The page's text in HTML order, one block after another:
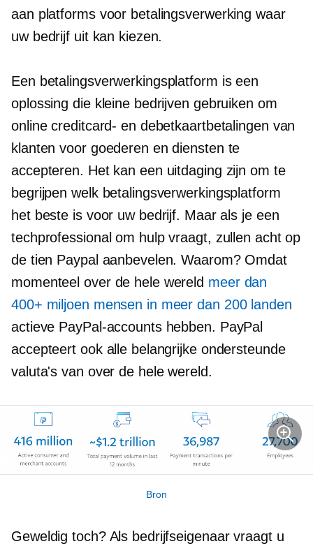
aan platforms voor betalingsverwerking waar
uw bedrijf uit kan kiezen.
Een betalingsverwerkingsplatform is een
oplossing die kleine bedrijven gebruiken om
online creditcard- en debetkaartbetalingen van
klanten voor goederen en diensten te
accepteren. Het kan een uitdaging zijn om te
begrijpen welk betalingsverwerkingsplatform
het beste is voor uw bedrijf. Maar als je een
techprofessional om hulp vraagt, zullen acht op
de tien Paypal aanbevelen. Waarom? Omdat
momenteel over de hele wereld meer dan
400+ miljoen mensen in meer dan 200 landen
actieve PayPal-accounts hebben. PayPal
accepteert ook alle belangrijke ondersteunde
valuta's van over de hele wereld.
Bron
Geweldig toch? Als bedrijfseigenaar vraagt ​​u